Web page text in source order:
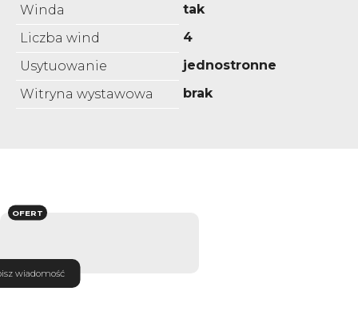
Winda
tak
Liczba wind
4
Usytuowanie
jednostronne
Witryna wystawowa
brak
wiadomość
OFERT